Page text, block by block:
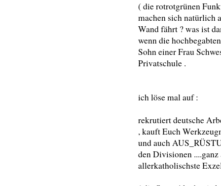
( die rotrotgrünen
machen sich natürlich
Wand fährt ? was ist
wenn die
Sohn einer Frau
Privatschule .
ich löse mal auf :
rekrutiert deutsche
, kauft Euch
und auch
den Divisionen
allerkatholischste